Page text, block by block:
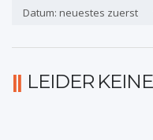
Datum: neuestes zuerst
LEIDER